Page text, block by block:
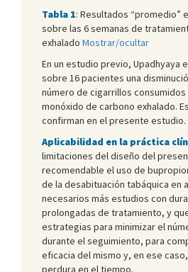
Tabla 1: Resultados “promedio”
sobre las 6 semanas de
exhalado Mostrar/ocultar
En un estudio previo, Upadhyaya
sobre 16 pacientes una
número de cigarrillos consumidos
monóxido de carbono exhalado.
confirman en el presente estudio.
Aplicabilidad en la práctica
limitaciones del diseño del
recomendable el uso de
de la desabituación tabáquica en
necesarios más estudios con
prolongadas de tratamiento, y
estrategias para minimizar el
durante el seguimiento, para
eficacia del mismo y, en ese
perdura en el tiempo.